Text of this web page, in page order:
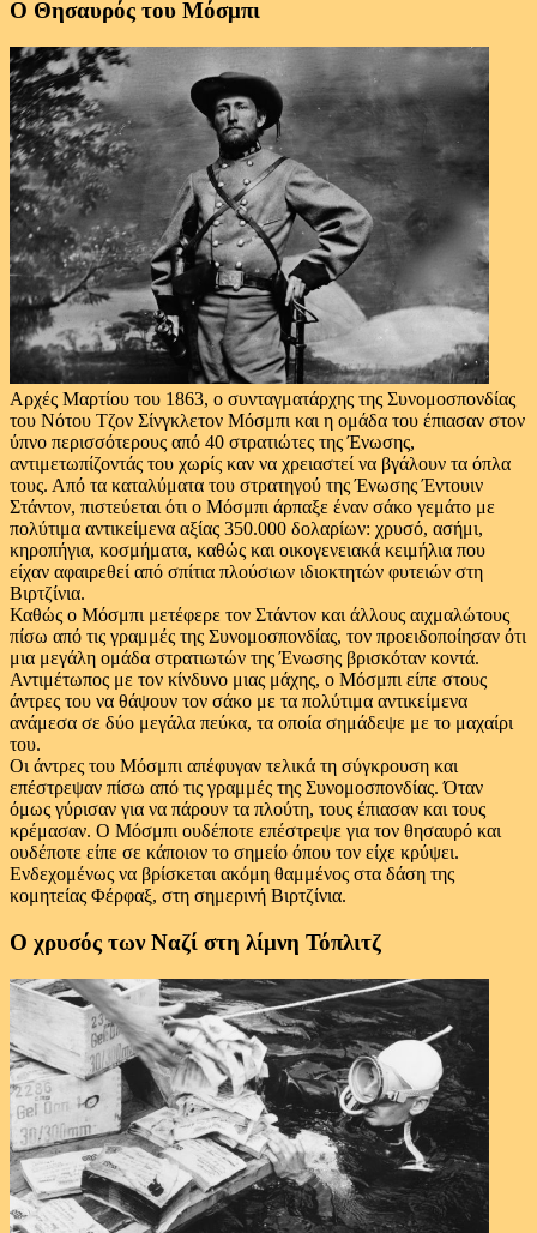
Ο Θησαυρός του Μόσμπι
Αρχές Μαρτίου του 1863, ο συνταγματάρχης της Συνομοσπονδίας
του Νότου Τζον Σίνγκλετον Μόσμπι και η ομάδα του έπιασαν στον
ύπνο περισσότερους από 40 στρατιώτες της Ένωσης,
αντιμετωπίζοντάς του χωρίς καν να χρειαστεί να βγάλουν τα όπλα
τους. Από τα καταλύματα του στρατηγού της Ένωσης Έντουιν
Στάντον, πιστεύεται ότι ο Μόσμπι άρπαξε έναν σάκο γεμάτο με
πολύτιμα αντικείμενα αξίας 350.000 δολαρίων: χρυσό, ασήμι,
κηροπήγια, κοσμήματα, καθώς και οικογενειακά κειμήλια που
είχαν αφαιρεθεί από σπίτια πλούσιων ιδιοκτητών φυτειών στη
Βιρτζίνια.
Καθώς ο Μόσμπι μετέφερε τον Στάντον και άλλους αιχμαλώτους
πίσω από τις γραμμές της Συνομοσπονδίας, τον προειδοποίησαν ότι
μια μεγάλη ομάδα στρατιωτών της Ένωσης βρισκόταν κοντά.
Αντιμέτωπος με τον κίνδυνο μιας μάχης, ο Μόσμπι είπε στους
άντρες του να θάψουν τον σάκο με τα πολύτιμα αντικείμενα
ανάμεσα σε δύο μεγάλα πεύκα, τα οποία σημάδεψε με το μαχαίρι
του.
Οι άντρες του Μόσμπι απέφυγαν τελικά τη σύγκρουση και
επέστρεψαν πίσω από τις γραμμές της Συνομοσπονδίας. Όταν
όμως γύρισαν για να πάρουν τα πλούτη, τους έπιασαν και τους
κρέμασαν. Ο Μόσμπι ουδέποτε επέστρεψε για τον θησαυρό και
ουδέποτε είπε σε κάποιον το σημείο όπου τον είχε κρύψει.
Ενδεχομένως να βρίσκεται ακόμη θαμμένος στα δάση της
κομητείας Φέρφαξ, στη σημερινή Βιρτζίνια.
Ο χρυσός των Ναζί στη λίμνη Τόπλιτζ